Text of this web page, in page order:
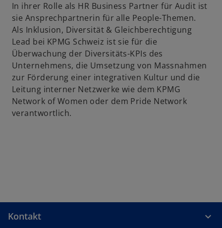
r
n
e
u
e
n
R
e
g
r
In ihrer Rolle als HR Business Partner für Audit ist
sie Ansprechpartnerin für alle People-Themen.
Als Inklusion, Diversität & Gleichberechtigung
Lead bei KPMG Schweiz ist sie für die
Überwachung der Diversitäts-KPIs des
Unternehmens, die Umsetzung von Massnahmen
zur Förderung einer integrativen Kultur und die
Leitung interner Netzwerke wie dem KPMG
Network of Women oder dem Pride Network
verantwortlich.
Kontakt